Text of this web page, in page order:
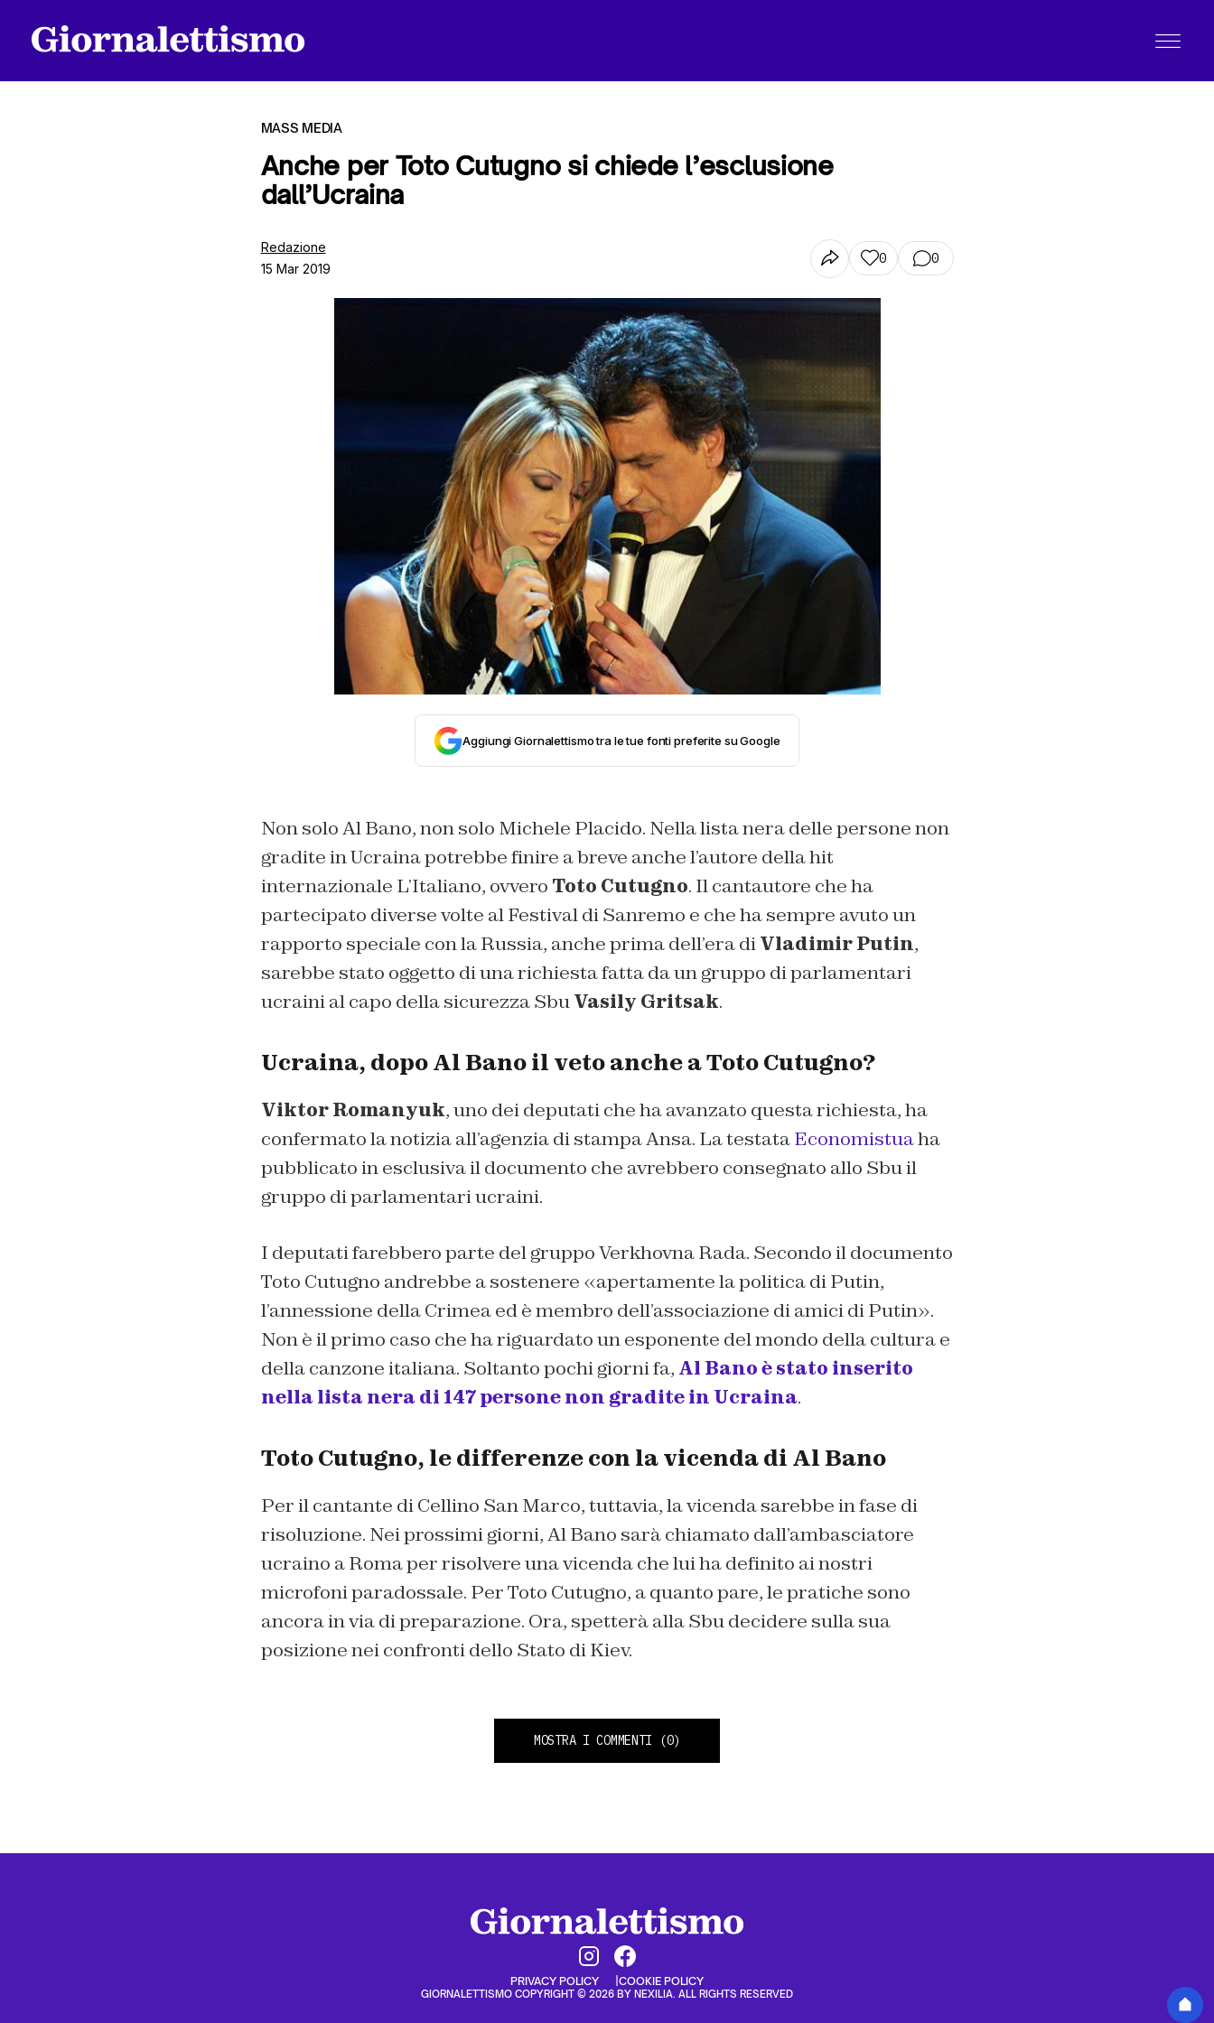
MASS MEDIA
Anche per Toto Cutugno si chiede l’esclusione
dall’Ucraina
Redazione
15 Mar 2019
0 0
Aggiungi Giornalettismo tra le tue fonti preferite su Google
Non solo Al Bano, non solo Michele Placido. Nella lista nera delle persone non
gradite in Ucraina potrebbe finire a breve anche l’autore della hit
internazionale L’Italiano, ovvero Toto Cutugno. Il cantautore che ha
partecipato diverse volte al Festival di Sanremo e che ha sempre avuto un
rapporto speciale con la Russia, anche prima dell’era diVladimir Putin,
sarebbe stato oggetto di una richiesta fatta da un gruppo di parlamentari
ucraini al capo della sicurezza SbuVasily Gritsak.
Ucraina, dopo Al Bano il veto anche a Toto Cutugno?
Viktor Romanyuk, uno dei deputati che ha avanzato questa richiesta, ha
confermato la notizia all’agenzia di stampa Ansa. La testataEconomistuaha
pubblicato in esclusiva il documento che avrebbero consegnato allo Sbu il
gruppo di parlamentari ucraini.
I deputati farebbero parte del gruppo Verkhovna Rada. Secondo il documento
Toto Cutugno andrebbe a sostenere «apertamente la politica di Putin,
l’annessione della Crimea ed è membro dell’associazione di amici di Putin».
Non è il primo caso che ha riguardato un esponente del mondo della cultura e
della canzone italiana. Soltanto pochi giorni fa, Al Bano è stato inserito
nella lista nera di 147 persone non gradite in Ucraina.
Toto Cutugno, le differenze con la vicenda di Al Bano
Per il cantante di Cellino San Marco, tuttavia, la vicenda sarebbe in fase di
risoluzione. Nei prossimi giorni, Al Bano sarà chiamato dall’ambasciatore
ucraino a Roma per risolvere una vicenda che lui ha definito ai nostri
microfoni paradossale. Per Toto Cutugno, a quanto pare, le pratiche sono
ancora in via di preparazione. Ora, spetterà alla Sbu decidere sulla sua
posizione nei confronti dello Stato di Kiev.
MOSTRA I COMMENTI (0)
PRIVACY POLICY COOKIE POLICY
GIORNALETTISMO COPYRIGHT © 2026 BY NEXILIA. ALL RIGHTS RESERVED